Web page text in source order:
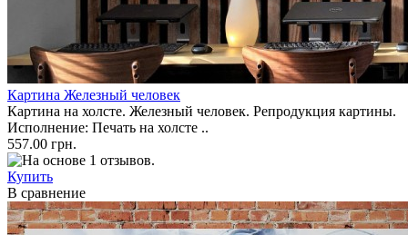
Картина Железный человек
Картина на холсте. Железный человек. Репродукция картины.
Исполнение: Печать на холсте ..
557.00 грн.
Купить
В сравнение